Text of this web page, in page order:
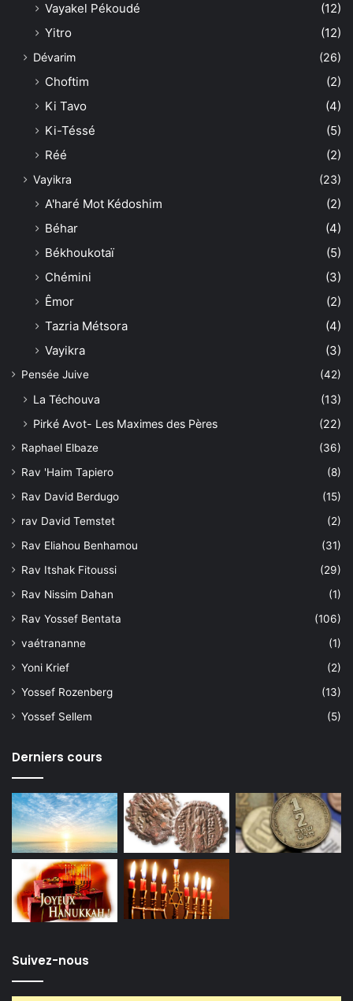
Vayakel Pékoudé
(12)
Yitro
(12)
Dévarim (26)
Choftim
(2)
Ki Tavo
(4)
Ki-Téssé
(5)
Réé
(2)
Vayikra (23)
A'haré Mot Kédoshim
(2)
Béhar
(4)
Békhoukotaï
(5)
Chémini
(3)
Êmor
(2)
Tazria Métsora
(4)
Vayikra
(3)
Pensée Juive (42)
La Téchouva
(13)
Pirké Avot- Les Maximes des Pères
(22)
Raphael Elbaze
(36)
Rav 'Haim Tapiero
(8)
Rav David Berdugo
(15)
rav David Temstet
(2)
Rav Eliahou Benhamou
(31)
Rav Itshak Fitoussi
(29)
Rav Nissim Dahan
(1)
Rav Yossef Bentata
(106)
vaétrananne
(1)
Yoni Krief
(2)
Yossef Rozenberg
(13)
Yossef Sellem
(5)
Derniers cours
Suivez-nous